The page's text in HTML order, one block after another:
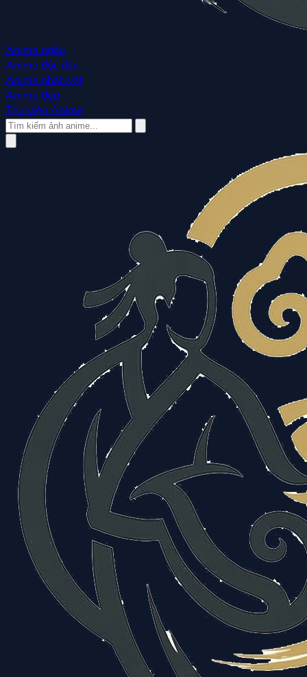
Anime ngầu
Anime độc đáo
Anime nhân vật
Anime đẹp
Thư viện Anime